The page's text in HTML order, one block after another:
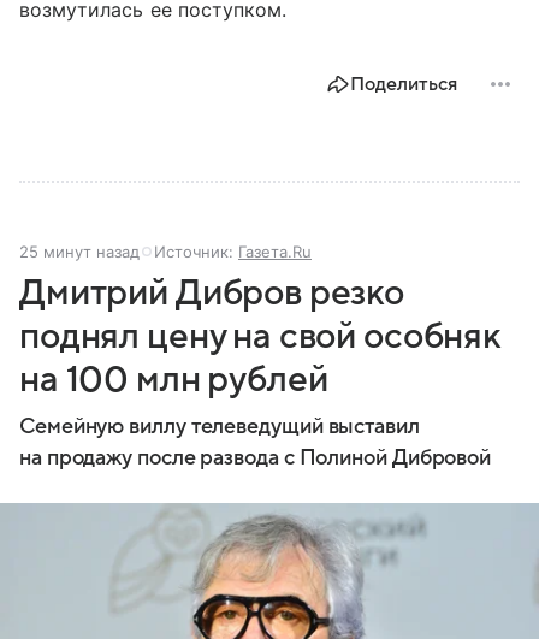
возмутилась ее поступком.
Поделиться
25 минут назад Источник: Газета.Ru
Дмитрий Дибров резко
поднял цену на свой особняк
на 100 млн рублей
Семейную виллу телеведущий выставил
на продажу после развода с Полиной Дибровой